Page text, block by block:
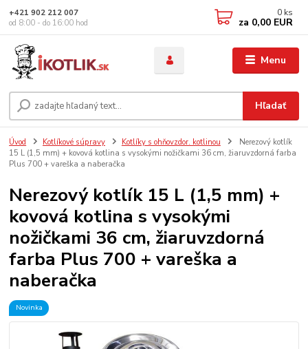
Menu
Hľadať
+421 902 212 007
od 8:00 - do 16:00 hod
0 ks
za 0,00 EUR
Úvod Kotlíkové súpravy Kotlíky s ohňovzdor. kotlinou
Nerezový kotlík
15 L (1,5 mm) + kovová kotlina s vysokými nožičkami 36 cm, žiaruvzdorná farba
Plus 700 + vareška a naberačka
Nerezový kotlík 15 L (1,5 mm) +
kovová kotlina s vysokými
nožičkami 36 cm, žiaruvzdorná
farba Plus 700 + vareška a
naberačka
Novinka